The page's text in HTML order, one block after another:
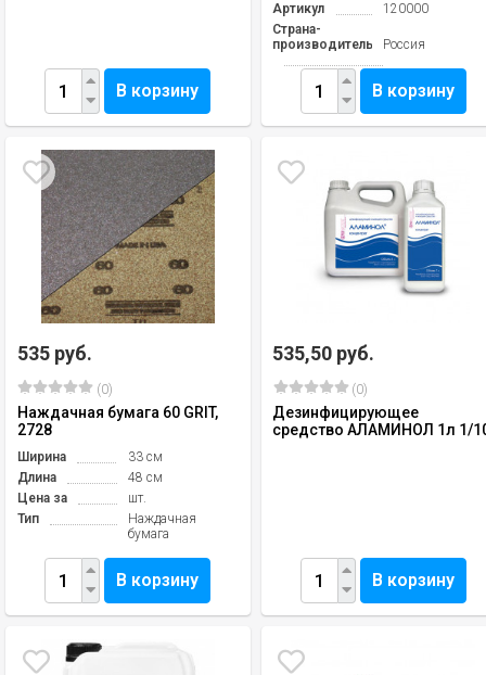
В корзину
Артикул
120000
Страна-
производитель
Россия
В корзину
535 руб.
(0)
Наждачная бумага 60 GRIT,
2728
Ширина
33 см
Длина
48 см
Цена за
шт.
Тип
Наждачная
бумага
В корзину
535,50 руб.
(0)
Дезинфицирующее
средство АЛАМИНОЛ 1л 1/
В корзину